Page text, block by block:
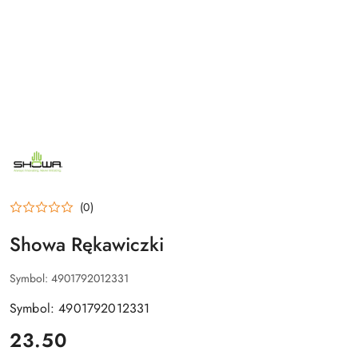
PRODUCENTA:
SHOWA
(0)
Showa Rękawiczki
Symbol: 4901792012331
Symbol: 4901792012331
cena:
23.50